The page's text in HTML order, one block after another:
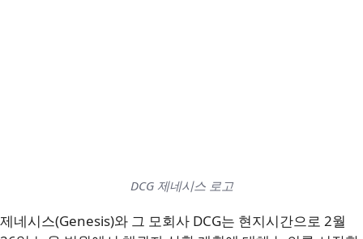
DCG 제네시스 로고
제네시스(Genesis)와 그 모회사 DCG는 현지시간으로 2월